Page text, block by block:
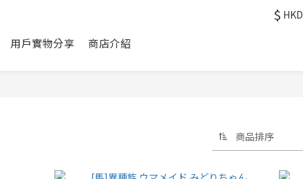
$ HKD
用戶實物分享 商店介紹
商品排序